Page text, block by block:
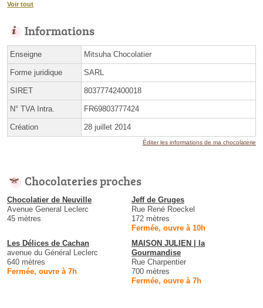
Voir tout
Informations
Enseigne Mitsuha Chocolatier
Forme juridique SARL
SIRET 80377742400018
N° TVA Intra. FR69803777424
Création 28 juillet 2014
Éditer les informations de ma chocolaterie
Chocolateries proches
Chocolatier de Neuville
Avenue General Leclerc
45 mètres
Jeff de Gruges
Rue René Roeckel
172 mètres
Fermée, ouvre à 10h
Les Délices de Cachan
avenue du Général Leclerc
640 mètres
Fermée, ouvre à 7h
MAISON JULIEN | la
Gourmandise
Rue Charpentier
700 mètres
Fermée, ouvre à 7h